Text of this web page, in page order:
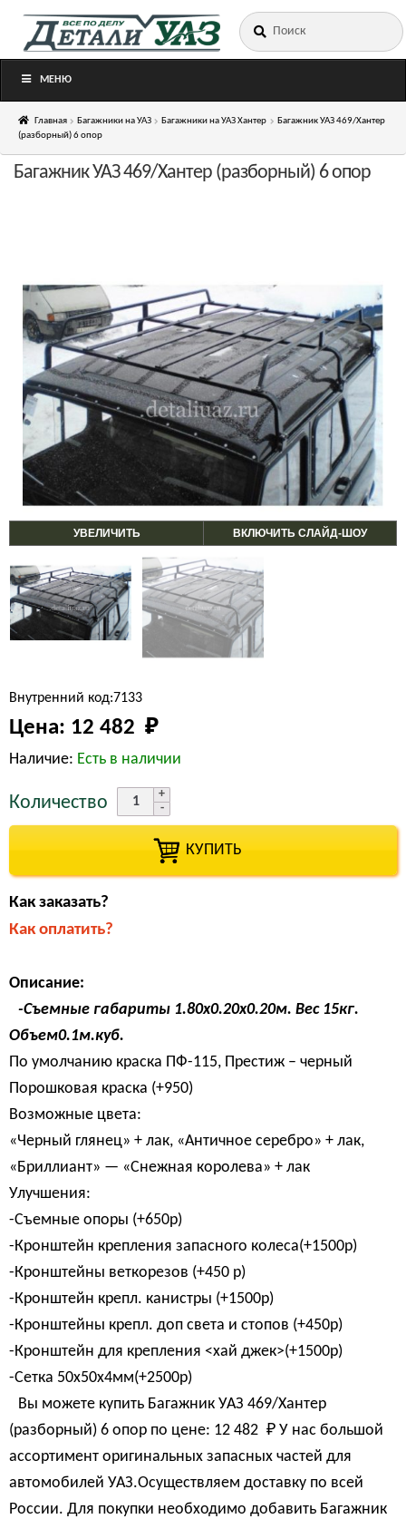
Перейти
Перейти
Искать:
МЕНЮ
Главная Багажники на УАЗ Багажники на УАЗ Хантер
Багажник УАЗ 469/Хантер
(разборный) 6 опор
УВЕЛИЧИТЬ ВКЛЮЧИТЬ СЛАЙД-ШОУ
Багажник УАЗ 469/Хантер (разборный) 6 опор
Внутренний код:7133
Цена: 12 482 ₽
Наличие: Есть в наличии
Количество
КУПИТЬ
Как заказать?
Как оплатить?
Описание:
-Съемные габариты 1.80х0.20х0.20м. Вес 15кг.
Объем0.1м.куб.
По умолчанию краска ПФ-115, Престиж – черный
Порошковая краска (+950)
Возможные цвета:
«Черный глянец» + лак, «Античное серебро» + лак,
«Бриллиант» — «Снежная королева» + лак
Улучшения:
-Съемные опоры (+650р)
-Кронштейн крепления запасного колеса(+1500р)
-Кронштейны веткорезов (+450 р)
-Кронштейн крепл. канистры (+1500р)
-Кронштейны крепл. доп света и стопов (+450р)
-Кронштейн для крепления <хай джек>(+1500р)
-Сетка 50х50х4мм(+2500р)
Вы можете купить Багажник УАЗ 469/Хантер
(разборный) 6 опор по цене: 12 482 ₽ У нас большой
ассортимент оригинальных запасных частей для
автомобилей УАЗ.Осуществляем доставку по всей
России. Для покупки необходимо добавить Багажник